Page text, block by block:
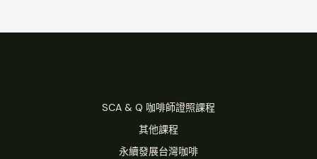
SCA & Q 咖啡師證照課程
其他課程
永續發展台灣咖啡